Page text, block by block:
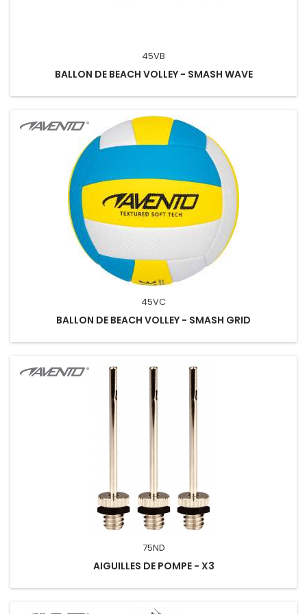
45VB
BALLON DE BEACH VOLLEY - SMASH WAVE
45VC
BALLON DE BEACH VOLLEY - SMASH GRID
75ND
AIGUILLES DE POMPE - X3